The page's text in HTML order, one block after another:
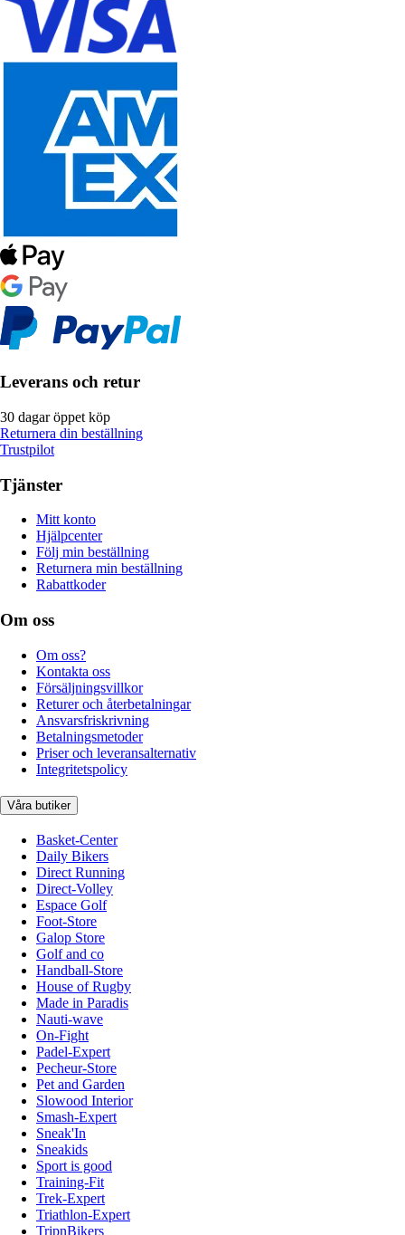
Leverans och retur
30 dagar öppet köp
Returnera din beställning
Trustpilot
Tjänster
Mitt konto
Hjälpcenter
Följ min beställning
Returnera min beställning
Rabattkoder
Om oss
Om oss?
Kontakta oss
Försäljningsvillkor
Returer och återbetalningar
Ansvarsfriskrivning
Betalningsmetoder
Priser och leveransalternativ
Integritetspolicy
Våra butiker
Basket-Center
Daily Bikers
Direct Running
Direct-Volley
Espace Golf
Foot-Store
Galop Store
Golf and co
Handball-Store
House of Rugby
Made in Paradis
Nauti-wave
On-Fight
Padel-Expert
Pecheur-Store
Pet and Garden
Slowood Interior
Smash-Expert
Sneak'In
Sneakids
Sport is good
Training-Fit
Trek-Expert
Triathlon-Expert
TripnBikers